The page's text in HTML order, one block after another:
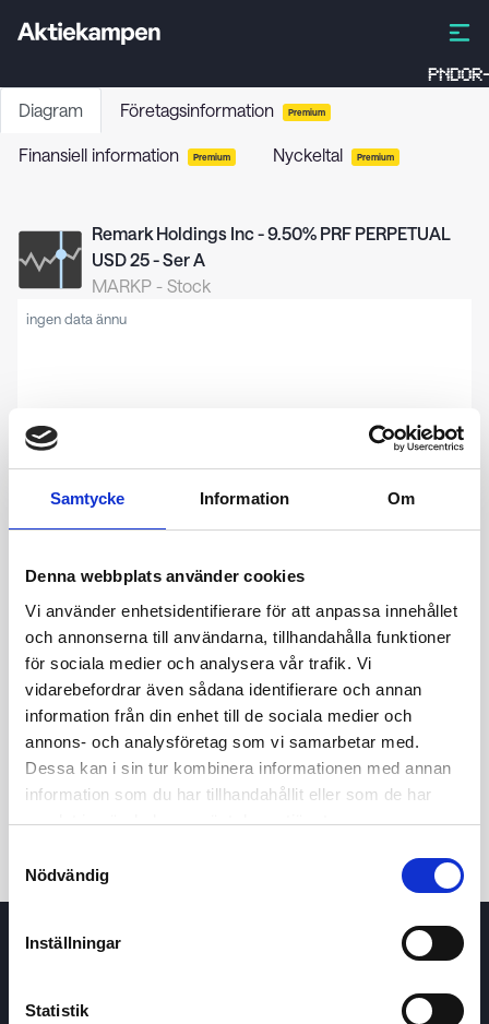
Samtycke Information Om
Denna webbplats använder cookies
Vi använder enhetsidentifierare för att anpassa innehållet
och annonserna till användarna, tillhandahålla funktioner
för sociala medier och analysera vår trafik. Vi
vidarebefordrar även sådana identifierare och annan
information från din enhet till de sociala medier och
annons- och analysföretag som vi samarbetar med.
Dessa kan i sin tur kombinera informationen med annan
information som du har tillhandahållit eller som de har
samlat in när du har använt deras tjänster.
Nödvändig
Inställningar
Statistik
Diagram Företagsinformation Premium
Finansiell information Premium Nyckeltal Premium
Remark Holdings Inc - 9.50% PRF PERPETUAL
USD 25 - Ser A
MARKP - Stock
ingen data ännu
24t 7d 1m 3m 1å 5å
Köp / Sälj